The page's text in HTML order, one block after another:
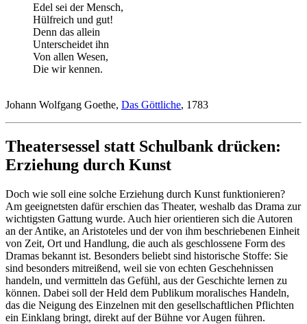
Edel sei der Mensch,
Hülfreich und gut!
Denn das allein
Unterscheidet ihn
Von allen Wesen,
Die wir kennen.
Johann Wolfgang Goethe, Das Göttliche, 1783
Theatersessel statt Schulbank drücken:
Erziehung durch Kunst
Doch wie soll eine solche Erziehung durch Kunst funktionieren?
Am geeignetsten dafür erschien das Theater, weshalb das Drama zur
wichtigsten Gattung wurde. Auch hier orientieren sich die Autoren
an der Antike, an Aristoteles und der von ihm beschriebenen Einheit
von Zeit, Ort und Handlung, die auch als geschlossene Form des
Dramas bekannt ist. Besonders beliebt sind historische Stoffe: Sie
sind besonders mitreißend, weil sie von echten Geschehnissen
handeln, und vermitteln das Gefühl, aus der Geschichte lernen zu
können. Dabei soll der Held dem Publikum moralisches Handeln,
das die Neigung des Einzelnen mit den gesellschaftlichen Pflichten
ein Einklang bringt, direkt auf der Bühne vor Augen führen.